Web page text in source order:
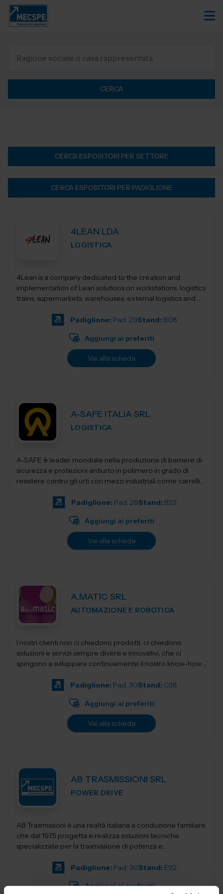
CERCA
CERCA ESPOSITORI PER SETTORE
CERCA ESPOSITORI PER PADIGLIONE
4LEAN LDA
LOGISTICA
4Lean is a company dedicated to the creation and
implementation of Lean solutions on workstations, logistics
trains, supermarkets, warehouses, external logistics and
Padiglione: Pad. 29Stand: B08
Aggiungi ai preferiti
Vai alla scheda
A-SAFE ITALIA SRL
LOGISTICA
A-SAFE è leader mondiale nella produzione di barriere di
sicurezza e protezioni antiurto in polimero in grado di
resistere contro gli urti con mezzi industriali come carrelli
Padiglione: Pad. 29Stand: B23
Aggiungi ai preferiti
Vai alla scheda
A.MATIC SRL
AUTOMAZIONE E ROBOTICA
I nostri clienti non ci chiedono prodotti, ci chiedono
soluzioni e servizi sempre diversi e innovativi, che ci
spingono a sviluppare continuamente il nostro know-how,
Padiglione: Pad. 30Stand: C38
Aggiungi ai preferiti
Vai alla scheda
AB TRASMISSIONI SRL
POWER DRIVE
AB Trasmissioni è una realtà italiana a conduzione familiare
che dal 1975 progetta e realizza soluzioni tecniche
specializzate per la trasmissione di potenza e
Padiglione: Pad. 30Stand: E92
Aggiungi ai preferiti